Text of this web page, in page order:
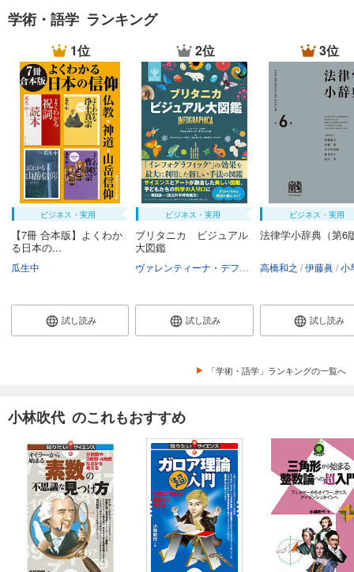
学術・語学 ランキング
1位
ビジネス・実用
【7冊 合本版】よくわか
る日本の...
瓜生中
試し読み
2位
ビジネス・実用
ブリタニカ ビジュアル
大図鑑
ヴァレンティーナ・デフィリーポ アンドリュー・
試し読み
3位
ビジネス・実用
法律学小辞典（第6
高橋和之 伊藤眞 小早川
試し読み
「学術・語学」ランキングの一覧へ
小林吹代 のこれもおすすめ